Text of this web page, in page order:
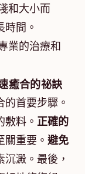
和大小而
間。
業的治療和
癒合的祕訣
的首要步驟。
料。 正確的
重要。 避免
沉澱。最後，